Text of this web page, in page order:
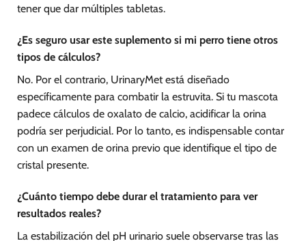
tener que dar múltiples tabletas.
¿Es seguro usar este suplemento si mi perro tiene otros
tipos de cálculos?
No. Por el contrario, UrinaryMet está diseñado
específicamente para combatir la estruvita. Si tu mascota
padece cálculos de oxalato de calcio, acidificar la orina
podría ser perjudicial. Por lo tanto, es indispensable contar
con un examen de orina previo que identifique el tipo de
cristal presente.
¿Cuánto tiempo debe durar el tratamiento para ver
resultados reales?
La estabilización del pH urinario suele observarse tras las